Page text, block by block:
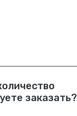
заказать?